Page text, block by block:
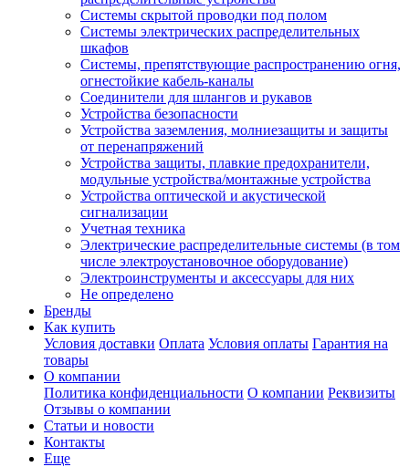
Системы скрытой проводки под полом
Системы электрических распределительных
шкафов
Системы, препятствующие распространению огня,
огнестойкие кабель-каналы
Соединители для шлангов и рукавов
Устройства безопасности
Устройства заземления, молниезащиты и защиты
от перенапряжений
Устройства защиты, плавкие предохранители,
модульные устройства/монтажные устройства
Устройства оптической и акустической
сигнализации
Учетная техника
Электрические распределительные системы (в том
числе электроустановочное оборудование)
Электроинструменты и аксессуары для них
Не определено
Бренды
Как купить
Условия доставки Оплата Условия оплаты Гарантия на
товары
О компании
Политика конфиденциальности О компании Реквизиты
Отзывы о компании
Статьи и новости
Контакты
Еще